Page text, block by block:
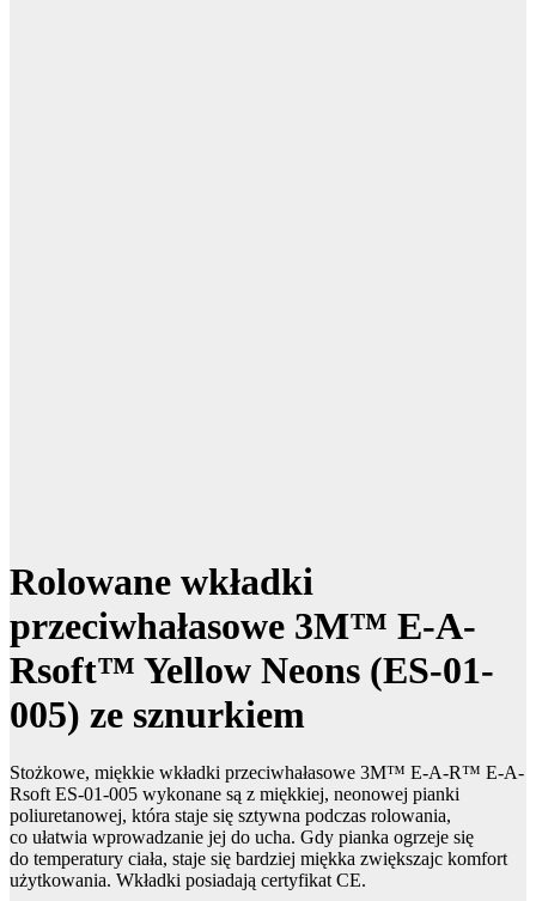
Rolowane wkładki
przeciwhałasowe 3M™ E-A-
Rsoft™ Yellow Neons (ES-01-
005) ze sznurkiem
Stożkowe, miękkie wkładki przeciwhałasowe 3M™ E-A-R™ E-A-
Rsoft ES-01-005 wykonane są z miękkiej, neonowej pianki
poliuretanowej, która staje się sztywna podczas rolowania,
co ułatwia wprowadzanie jej do ucha. Gdy pianka ogrzeje się
do temperatury ciała, staje się bardziej miękka zwiększajc komfort
użytkowania. Wkładki posiadają certyfikat CE.